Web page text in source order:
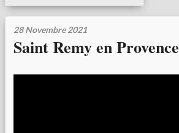
28 Novembre 2021
Saint Remy en Provence